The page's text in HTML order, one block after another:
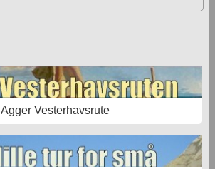
Agger Vesterhavsrute